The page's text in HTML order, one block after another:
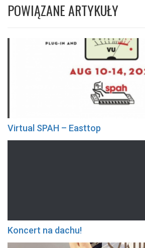
POWIĄZANE ARTYKUŁY
Virtual SPAH – Easttop
Koncert na dachu!